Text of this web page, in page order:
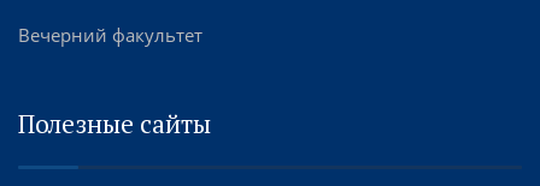
Вечерний факультет
Полезные сайты